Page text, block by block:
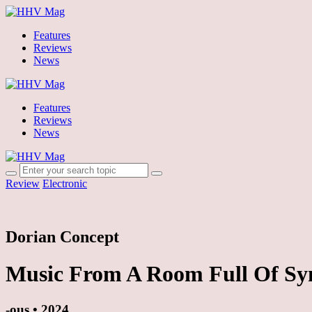
Features
Reviews
News
Features
Reviews
News
Review Electronic
Dorian Concept
Music From A Room Full Of